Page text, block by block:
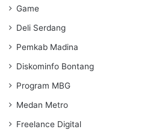
Game
Deli Serdang
Pemkab Madina
Diskominfo Bontang
Program MBG
Medan Metro
Freelance Digital